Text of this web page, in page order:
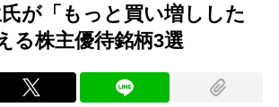
が「もっと買い増しした
る株主優待銘柄3選